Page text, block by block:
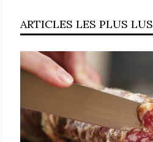
ARTICLES LES PLUS LUS